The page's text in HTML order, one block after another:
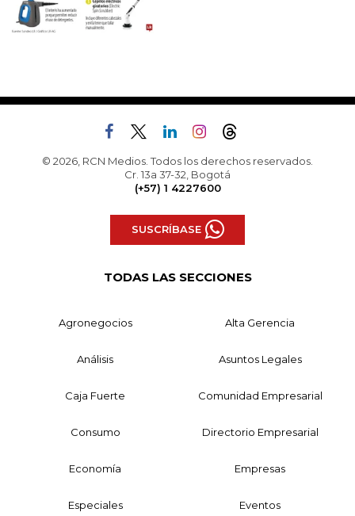
© 2026, RCN Medios. Todos los derechos reservados.
Cr. 13a 37-32, Bogotá
(+57) 1 4227600
SUSCRÍBASE
TODAS LAS SECCIONES
Agronegocios Alta Gerencia
Análisis Asuntos Legales
Caja Fuerte Comunidad Empresarial
Consumo Directorio Empresarial
Economía Empresas
Especiales Eventos